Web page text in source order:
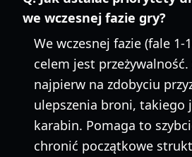
we wczesnej fazie gry?
We wczesnej fazie (fale 1-
celem jest przeżywalność.
najpierw na zdobyciu
ulepszenia broni, takiego
karabin. Pomaga to
chronić początkowe